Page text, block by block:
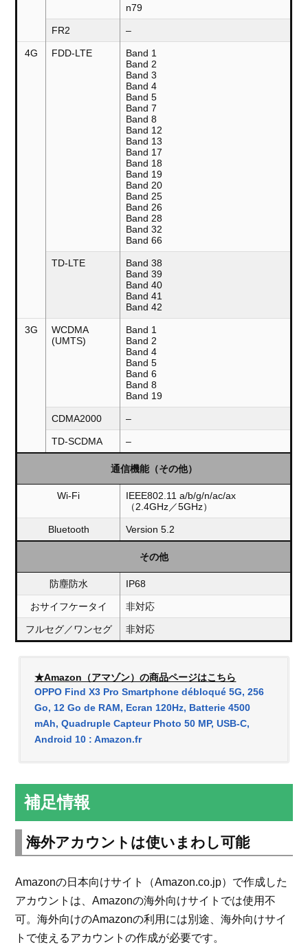
n79
FR2 –
4G FDD-LTE
Band 1
Band 2
Band 3
Band 4
Band 5
Band 7
Band 8
Band 12
Band 13
Band 17
Band 18
Band 19
Band 20
Band 25
Band 26
Band 28
Band 32
Band 66
TD-LTE
Band 38
Band 39
Band 40
Band 41
Band 42
3G
WCDMA
(UMTS)
Band 1
Band 2
Band 4
Band 5
Band 6
Band 8
Band 19
CDMA2000 –
TD-SCDMA –
通信機能（その他）
Wi-Fi
IEEE802.11 a/b/g/n/ac/ax
（2.4GHz／5GHz）
Bluetooth Version 5.2
その他
防塵防水 IP68
おサイフケータイ 非対応
フルセグ／ワンセグ 非対応
★Amazon（アマゾン）の商品ページはこちら
OPPO Find X3 Pro Smartphone débloqué 5G, 256
Go, 12 Go de RAM, Ecran 120Hz, Batterie 4500
mAh, Quadruple Capteur Photo 50 MP, USB-C,
Android 10 : Amazon.fr
補足情報
海外アカウントは使いまわし可能
Amazonの日本向けサイト（Amazon.co.jp）で作成した
アカウントは、Amazonの海外向けサイトでは使用不
可。海外向けのAmazonの利用には別途、海外向けサイ
トで使えるアカウントの作成が必要です。